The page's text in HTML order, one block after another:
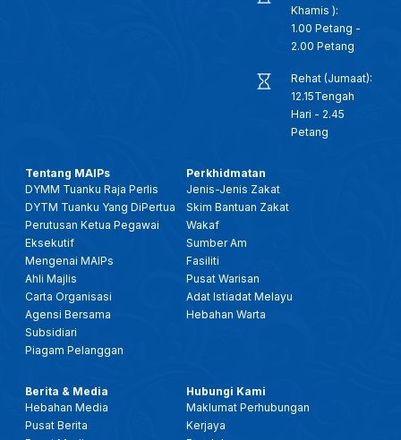
Khamis ):
1.00 Petang -
2.00 Petang
Rehat (Jumaat):
12.15Tengah
Hari - 2.45
Petang
Tentang MAIPs
DYMM Tuanku Raja Perlis
DYTM Tuanku Yang DiPertua
Perutusan Ketua Pegawai
Eksekutif
Mengenai MAIPs
Ahli Majlis
Carta Organisasi
Agensi Bersama
Subsidiari
Piagam Pelanggan
Perkhidmatan
Jenis-Jenis Zakat
Skim Bantuan Zakat
Wakaf
Sumber Am
Fasiliti
Pusat Warisan
Adat Istiadat Melayu
Hebahan Warta
Berita & Media
Hebahan Media
Pusat Berita
Hubungi Kami
Maklumat Perhubungan
Kerjaya